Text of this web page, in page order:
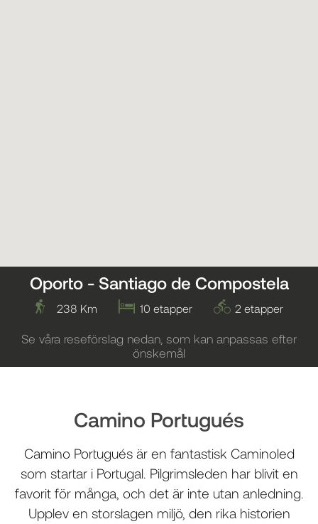
Oporto - Santiago de Compostela
238 Km 10 etapper 2 etapper
Se våra reseförslag nedan, som kan anpassas efter
önskemål
Camino Portugués
Camino Portugués är en fantastisk Caminoled
som startar i Portugal. Pilgrimsleden har blivit en
favorit för många, och det är inte utan anledning.
Upplev en storslagen miljö, den rika historien